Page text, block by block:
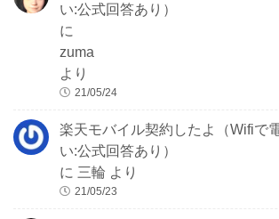
い:公式回答あり）
に
zuma
より
21/05/24
楽天モバイル契約したよ（Wifiで
い:公式回答あり）
に 三輪 より
21/05/23